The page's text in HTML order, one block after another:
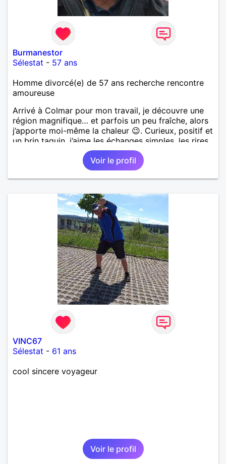
Burmanestor
Sélestat - 57 ans
Homme divorcé(e) de 57 ans recherche rencontre
amoureuse
Arrivé à Colmar pour mon travail, je découvre une
région magnifique… et parfois un peu fraîche, alors
j’apporte moi-même la chaleur 😉. Curieux, positif et
un brin taquin, j’aime les échanges simples, les rires
spontanés et les moments où tout semble naturel.
Mon entourage dit que je suis quelqu’un de fiable,
avec du caractère mais toujours bienveillant. Je
crois que la complicité, l’humour et l’envie d’avancer
aimez les hommes qui savent ce qu’ils veulent, qui
ont encore le goût des vraies rencontres et un sens
certain de la dérision… alors on risque de bien
Voir le profil
VINC67
Sélestat - 61 ans
cool sincere voyageur
Voir le profil